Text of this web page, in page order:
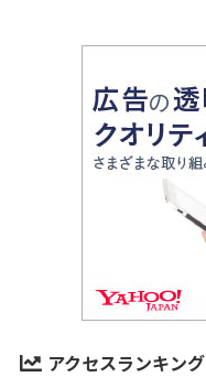
アクセスランキング